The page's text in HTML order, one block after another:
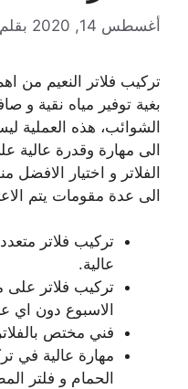
أغسطس 14, 2020 بقلم
تركيب فلاتر النعيم من
بغية توفير مياه نقية و
الشوائب، هذه العملية
الى مهارة وقدرة عالية
الفلاتر و اختيار الافضل
الى عدة مقومات يتم
تركيب فلاتر
عالية.
تركيب فلاتر على
الاسبوع دون اي
فني مختص
مهارة عالية في
الحمام و فلتر